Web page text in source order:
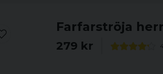
Farfarströja herr
279 kr